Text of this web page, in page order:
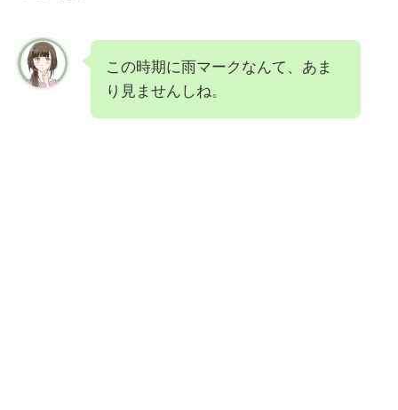
この時期に雨マークなんて、あま
り見ませんしね。